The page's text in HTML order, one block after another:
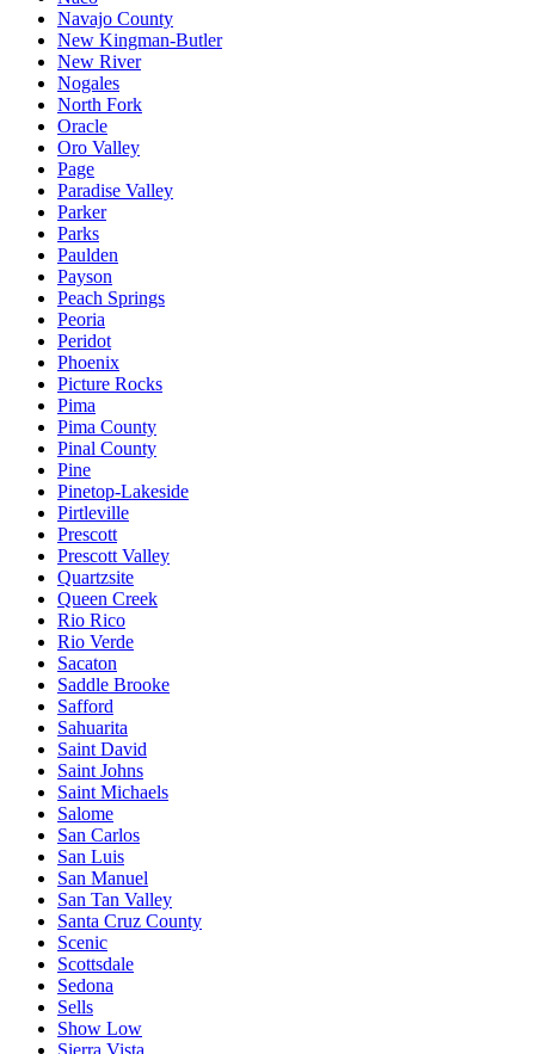
Navajo County
New Kingman-Butler
New River
Nogales
North Fork
Oracle
Oro Valley
Page
Paradise Valley
Parker
Parks
Paulden
Payson
Peach Springs
Peoria
Peridot
Phoenix
Picture Rocks
Pima
Pima County
Pinal County
Pine
Pinetop-Lakeside
Pirtleville
Prescott
Prescott Valley
Quartzsite
Queen Creek
Rio Rico
Rio Verde
Sacaton
Saddle Brooke
Safford
Sahuarita
Saint David
Saint Johns
Saint Michaels
Salome
San Carlos
San Luis
San Manuel
San Tan Valley
Santa Cruz County
Scenic
Scottsdale
Sedona
Sells
Show Low
Sierra Vista